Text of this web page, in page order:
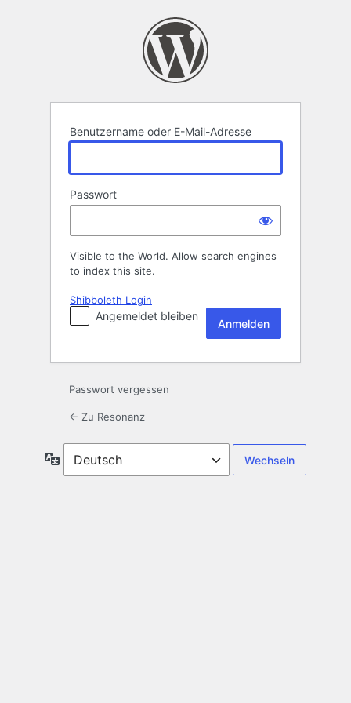
Benutzername oder E-Mail-Adresse
Passwort
Visible to the World. Allow search engines
to index this site.
Shibboleth Login
Angemeldet bleiben
Passwort vergessen
← Zu Resonanz
Sprache